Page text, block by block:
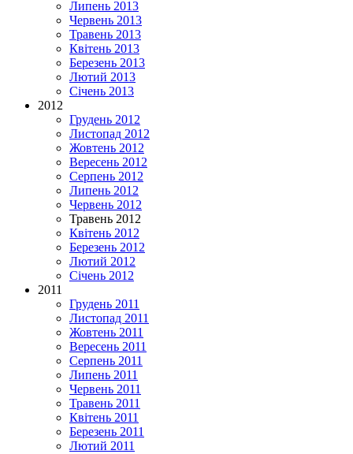
Липень 2013
Червень 2013
Травень 2013
Квітень 2013
Березень 2013
Лютий 2013
Січень 2013
2012
Грудень 2012
Листопад 2012
Жовтень 2012
Вересень 2012
Серпень 2012
Липень 2012
Червень 2012
Травень 2012
Квітень 2012
Березень 2012
Лютий 2012
Січень 2012
2011
Грудень 2011
Листопад 2011
Жовтень 2011
Вересень 2011
Серпень 2011
Липень 2011
Червень 2011
Травень 2011
Квітень 2011
Березень 2011
Лютий 2011